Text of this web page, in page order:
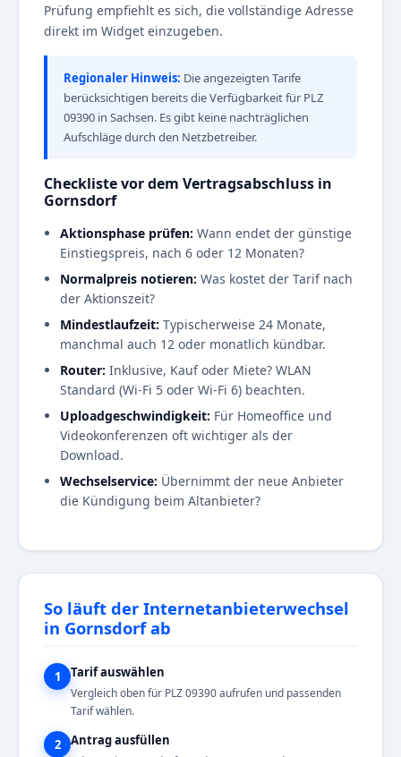
Prüfung empfiehlt es sich, die vollständige Adresse
direkt im Widget einzugeben.
Regionaler Hinweis: Die angezeigten Tarife
berücksichtigen bereits die Verfügbarkeit für PLZ
09390 in Sachsen. Es gibt keine nachträglichen
Aufschläge durch den Netzbetreiber.
Checkliste vor dem Vertragsabschluss in
Gornsdorf
Aktionsphase prüfen: Wann endet der günstige
Einstiegspreis, nach 6 oder 12 Monaten?
Normalpreis notieren: Was kostet der Tarif nach
der Aktionszeit?
Mindestlaufzeit: Typischerweise 24 Monate,
manchmal auch 12 oder monatlich kündbar.
Router: Inklusive, Kauf oder Miete? WLAN
Standard (Wi-Fi 5 oder Wi-Fi 6) beachten.
Uploadgeschwindigkeit: Für Homeoffice und
Videokonferenzen oft wichtiger als der
Download.
Wechselservice: Übernimmt der neue Anbieter
die Kündigung beim Altanbieter?
So läuft der Internetanbieterwechsel
in Gornsdorf ab
1 Tarif auswählen
Vergleich oben für PLZ 09390 aufrufen und passenden
Tarif wählen.
2 Antrag ausfüllen